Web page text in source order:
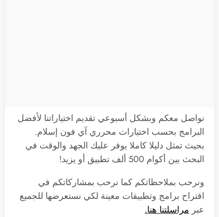
نواصل معكم وبشكل أسبوعي تقديم اختياراتنا لأفضل
البرامج بحسب اختيارات محرري آي فون إسلام.
بحيث تمثل دليلا كاملا يوفر عليك الجهد والوقت في
البحث بين أكوام 500 ألف تطبيق أو يزيد!
ونرحب بملاحظاتكم كما نرحب بمشاركاتكم في
اقتراح برامج وتطبيقات معينة لكي نستعرضها للجميع
عبر مراسلتنا هنا.